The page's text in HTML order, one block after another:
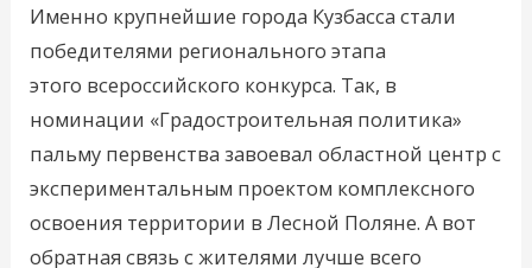
Именно крупнейшие города Кузбасса стали
победителями регионального этапа
этого всероссийского конкурса. Так, в
номинации «Градостроительная политика»
пальму первенства завоевал областной центр с
экспериментальным проектом комплексного
освоения территории в Лесной Поляне. А вот
обратная связь с жителями лучше всего